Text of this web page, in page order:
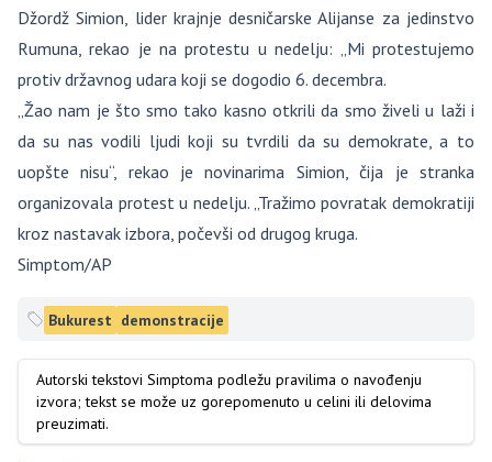
Džordž Simion, lider krajnje desničarske Alijanse za jedinstvo
Rumuna, rekao je na protestu u nedelju: „Mi protestujemo
protiv državnog udara koji se dogodio 6. decembra.
„Žao nam je što smo tako kasno otkrili da smo živeli u laži i
da su nas vodili ljudi koji su tvrdili da su demokrate, a to
uopšte nisu“, rekao je novinarima Simion, čija je stranka
organizovala protest u nedelju. „Tražimo povratak demokratiji
kroz nastavak izbora, počevši od drugog kruga.
Simptom/AP
Bukurest demonstracije
Autorski tekstovi Simptoma podležu pravilima o navođenju
izvora; tekst se može uz gorepomenuto u celini ili delovima
preuzimati.